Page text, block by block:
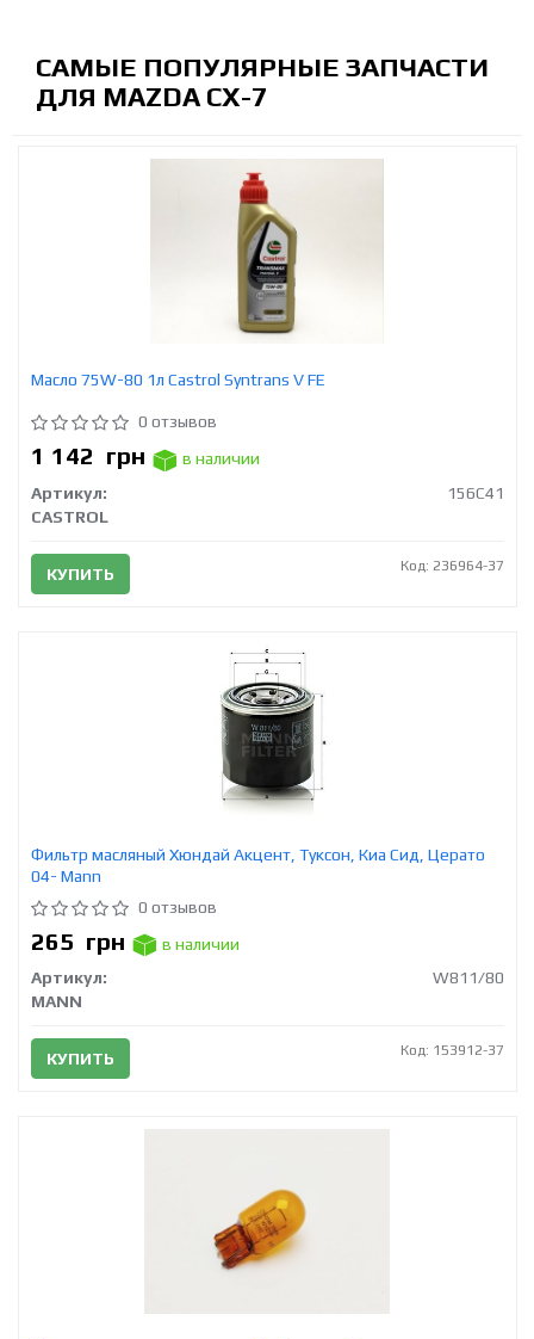
САМЫЕ ПОПУЛЯРНЫЕ ЗАПЧАСТИ
ДЛЯ MAZDA CX-7
Масло 75W-80 1л Castrol Syntrans V FE
0 отзывов
1 142 грн
в наличии
Артикул:
156C41
CASTROL
КУПИТЬ Код: 236964-37
Фильтр масляный Хюндай Акцент, Туксон, Киа Сид, Церато
04- Mann
0 отзывов
265 грн
в наличии
Артикул:
W811/80
MANN
КУПИТЬ Код: 153912-37